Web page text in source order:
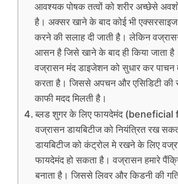
आवश्यक पोषक तत्वों को शरीर अच्छेसे
है। अक्सर खाने के बाद कोई भी
करने की सलाह दी जाती है। लेकिन
आसन है जिसे खाने के बाद ही किया जाता
वज्रासन मंद डाइजेशन को सुधार कर
करता है। जिससे अपचन और एसिडिटी की
काफी मदद मिलती है।
ब्लड शुगर के लिए फायदेमंद
वज्रासन डायबिटीज को नियंत्रित रख
डायबिटीज को कंट्रोल मे रखने के लिए
फायदेमंद हो सकता है। वज्रासन हमारे
बनाता है। जिससे लिवर और किडनी की